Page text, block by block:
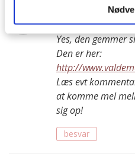
Ann-Christine
11. april 2013 kl. 14:14
Yes, den gemmer
Den er her:
http://
Læs evt
at komme mel
sig op!
besvar